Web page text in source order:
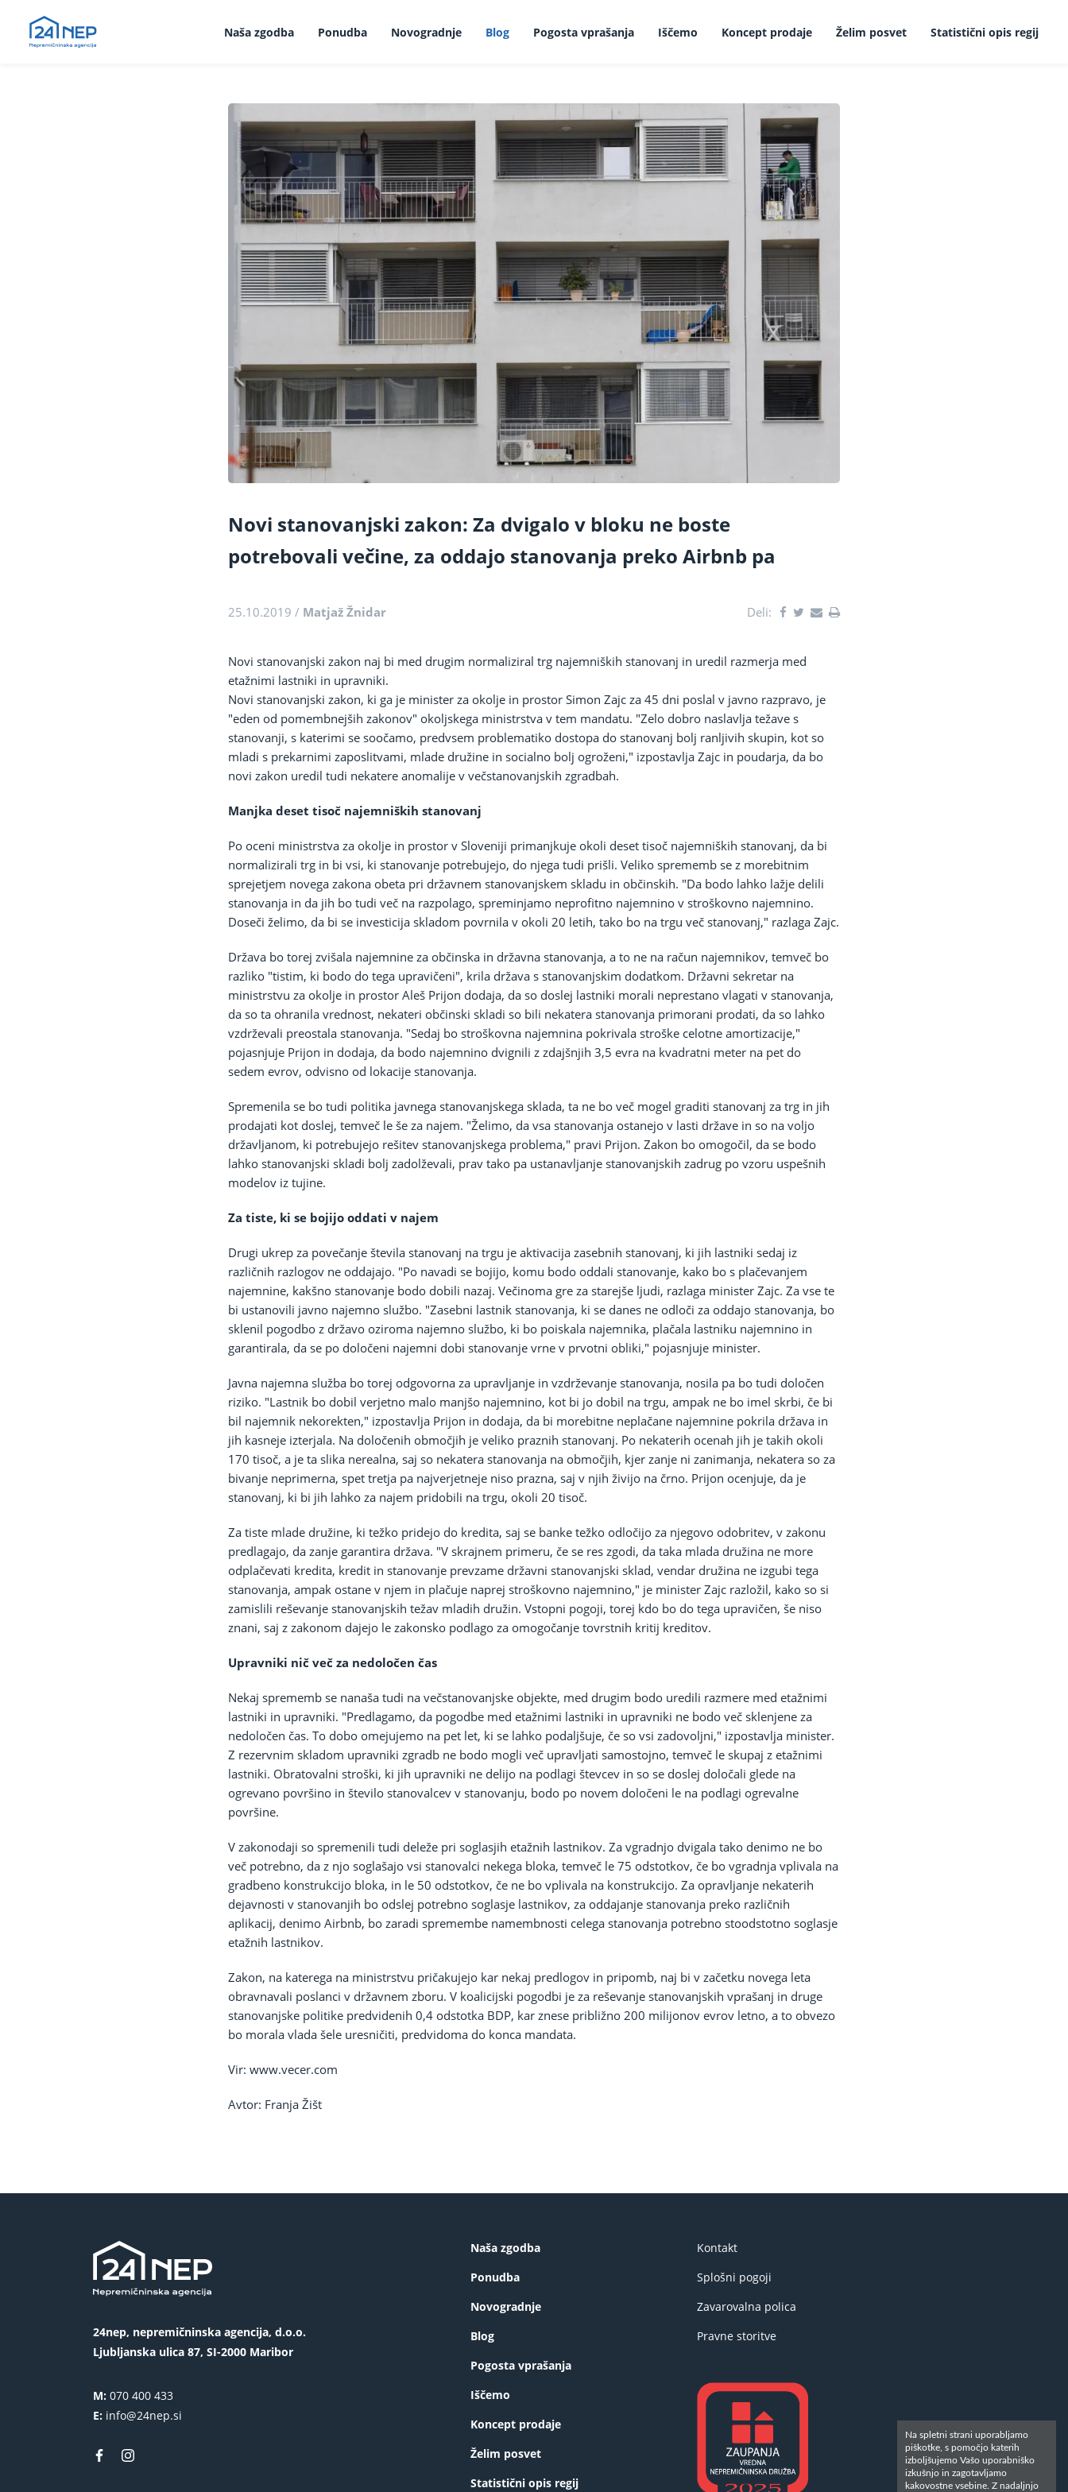
Naša zgodba Ponudba Novogradnje Blog Pogosta vprašanja Iščemo Koncept prodaje Želim posvet Statistični opis regij
Novi stanovanjski zakon: Za dvigalo v bloku ne boste
potrebovali večine, za oddajo stanovanja preko Airbnb pa
25.10.2019 / Matjaž Žnidar Deli:
Novi stanovanjski zakon naj bi med drugim normaliziral trg najemniških stanovanj in uredil razmerja med
etažnimi lastniki in upravniki.
Novi stanovanjski zakon, ki ga je minister za okolje in prostor Simon Zajc za 45 dni poslal v javno razpravo, je
"eden od pomembnejših zakonov" okoljskega ministrstva v tem mandatu. "Zelo dobro naslavlja težave s
stanovanji, s katerimi se soočamo, predvsem problematiko dostopa do stanovanj bolj ranljivih skupin, kot so
mladi s prekarnimi zaposlitvami, mlade družine in socialno bolj ogroženi," izpostavlja Zajc in poudarja, da bo
novi zakon uredil tudi nekatere anomalije v večstanovanjskih zgradbah.
Manjka deset tisoč najemniških stanovanj
Po oceni ministrstva za okolje in prostor v Sloveniji primanjkuje okoli deset tisoč najemniških stanovanj, da bi
normalizirali trg in bi vsi, ki stanovanje potrebujejo, do njega tudi prišli. Veliko sprememb se z morebitnim
sprejetjem novega zakona obeta pri državnem stanovanjskem skladu in občinskih. "Da bodo lahko lažje delili
stanovanja in da jih bo tudi več na razpolago, spreminjamo neprofitno najemnino v stroškovno najemnino.
Doseči želimo, da bi se investicija skladom povrnila v okoli 20 letih, tako bo na trgu več stanovanj," razlaga Zajc.
Država bo torej zvišala najemnine za občinska in državna stanovanja, a to ne na račun najemnikov, temveč bo
razliko "tistim, ki bodo do tega upravičeni", krila država s stanovanjskim dodatkom. Državni sekretar na
ministrstvu za okolje in prostor Aleš Prijon dodaja, da so doslej lastniki morali neprestano vlagati v stanovanja,
da so ta ohranila vrednost, nekateri občinski skladi so bili nekatera stanovanja primorani prodati, da so lahko
vzdrževali preostala stanovanja. "Sedaj bo stroškovna najemnina pokrivala stroške celotne amortizacije,"
pojasnjuje Prijon in dodaja, da bodo najemnino dvignili z zdajšnjih 3,5 evra na kvadratni meter na pet do
sedem evrov, odvisno od lokacije stanovanja.
Spremenila se bo tudi politika javnega stanovanjskega sklada, ta ne bo več mogel graditi stanovanj za trg in jih
prodajati kot doslej, temveč le še za najem. "Želimo, da vsa stanovanja ostanejo v lasti države in so na voljo
državljanom, ki potrebujejo rešitev stanovanjskega problema," pravi Prijon. Zakon bo omogočil, da se bodo
lahko stanovanjski skladi bolj zadolževali, prav tako pa ustanavljanje stanovanjskih zadrug po vzoru uspešnih
modelov iz tujine.
Za tiste, ki se bojijo oddati v najem
Drugi ukrep za povečanje števila stanovanj na trgu je aktivacija zasebnih stanovanj, ki jih lastniki sedaj iz
različnih razlogov ne oddajajo. "Po navadi se bojijo, komu bodo oddali stanovanje, kako bo s plačevanjem
najemnine, kakšno stanovanje bodo dobili nazaj. Večinoma gre za starejše ljudi, razlaga minister Zajc. Za vse te
bi ustanovili javno najemno službo. "Zasebni lastnik stanovanja, ki se danes ne odloči za oddajo stanovanja, bo
sklenil pogodbo z državo oziroma najemno službo, ki bo poiskala najemnika, plačala lastniku najemnino in
garantirala, da se po določeni najemni dobi stanovanje vrne v prvotni obliki," pojasnjuje minister.
Javna najemna služba bo torej odgovorna za upravljanje in vzdrževanje stanovanja, nosila pa bo tudi določen
riziko. "Lastnik bo dobil verjetno malo manjšo najemnino, kot bi jo dobil na trgu, ampak ne bo imel skrbi, če bi
bil najemnik nekorekten," izpostavlja Prijon in dodaja, da bi morebitne neplačane najemnine pokrila država in
jih kasneje izterjala. Na določenih območjih je veliko praznih stanovanj. Po nekaterih ocenah jih je takih okoli
170 tisoč, a je ta slika nerealna, saj so nekatera stanovanja na območjih, kjer zanje ni zanimanja, nekatera so za
bivanje neprimerna, spet tretja pa najverjetneje niso prazna, saj v njih živijo na črno. Prijon ocenjuje, da je
stanovanj, ki bi jih lahko za najem pridobili na trgu, okoli 20 tisoč.
Za tiste mlade družine, ki težko pridejo do kredita, saj se banke težko odločijo za njegovo odobritev, v zakonu
predlagajo, da zanje garantira država. "V skrajnem primeru, če se res zgodi, da taka mlada družina ne more
odplačevati kredita, kredit in stanovanje prevzame državni stanovanjski sklad, vendar družina ne izgubi tega
stanovanja, ampak ostane v njem in plačuje naprej stroškovno najemnino," je minister Zajc razložil, kako so si
zamislili reševanje stanovanjskih težav mladih družin. Vstopni pogoji, torej kdo bo do tega upravičen, še niso
znani, saj z zakonom dajejo le zakonsko podlago za omogočanje tovrstnih kritij kreditov.
Upravniki nič več za nedoločen čas
Nekaj sprememb se nanaša tudi na večstanovanjske objekte, med drugim bodo uredili razmere med etažnimi
lastniki in upravniki. "Predlagamo, da pogodbe med etažnimi lastniki in upravniki ne bodo več sklenjene za
nedoločen čas. To dobo omejujemo na pet let, ki se lahko podaljšuje, če so vsi zadovoljni," izpostavlja minister.
Z rezervnim skladom upravniki zgradb ne bodo mogli več upravljati samostojno, temveč le skupaj z etažnimi
lastniki. Obratovalni stroški, ki jih upravniki ne delijo na podlagi števcev in so se doslej določali glede na
ogrevano površino in število stanovalcev v stanovanju, bodo po novem določeni le na podlagi ogrevalne
površine.
V zakonodaji so spremenili tudi deleže pri soglasjih etažnih lastnikov. Za vgradnjo dvigala tako denimo ne bo
več potrebno, da z njo soglašajo vsi stanovalci nekega bloka, temveč le 75 odstotkov, če bo vgradnja vplivala na
gradbeno konstrukcijo bloka, in le 50 odstotkov, če ne bo vplivala na konstrukcijo. Za opravljanje nekaterih
dejavnosti v stanovanjih bo odslej potrebno soglasje lastnikov, za oddajanje stanovanja preko različnih
aplikacij, denimo Airbnb, bo zaradi spremembe namembnosti celega stanovanja potrebno stoodstotno soglasje
etažnih lastnikov.
Zakon, na katerega na ministrstvu pričakujejo kar nekaj predlogov in pripomb, naj bi v začetku novega leta
obravnavali poslanci v državnem zboru. V koalicijski pogodbi je za reševanje stanovanjskih vprašanj in druge
stanovanjske politike predvidenih 0,4 odstotka BDP, kar znese približno 200 milijonov evrov letno, a to obvezo
bo morala vlada šele uresničiti, predvidoma do konca mandata.
Vir: www.vecer.com
Avtor: Franja Žišt
24nep, nepremičninska agencija, d.o.o.
Ljubljanska ulica 87, SI-2000 Maribor
M: 070 400 433
E: info@24nep.si
Naša zgodba
Ponudba
Novogradnje
Blog
Pogosta vprašanja
Iščemo
Koncept prodaje
Želim posvet
Statistični opis regij
Kontakt
Splošni pogoji
Zavarovalna polica
Pravne storitve
Na spletni strani uporabljamo
piškotke, s pomočjo katerih
izboljšujemo Vašo uporabniško
izkušnjo in zagotavljamo
kakovostne vsebine. Z nadaljnjo